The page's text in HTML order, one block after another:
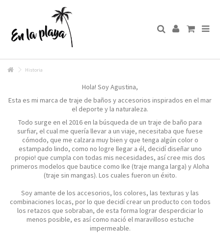
Historia
Hola! Soy Agustina,
Esta es mi marca de traje de baños y accesorios inspirados en el mar
el deporte y la naturaleza.
Todo surge en el 2016 en la búsqueda de un traje de baño para
surfiar, el cual me quería llevar a un viaje, necesitaba que fuese
cómodo, que me calzara muy bien y que tenga algún color o
estampado lindo, como no logre llegar a él, decidí diseñaruno
propio! que cumpla con todas mis necesidades, así cree mis dos
primeros modelos que bautice como Ike (traje manga larga) y Aloha
(traje sin mangas). Los cuales fueron un éxito.
Soy amante de los accesorios, los colores, las texturas y las
combinaciones locas, por lo que decidí crear un producto con todos
los retazos que sobraban, de esta forma lograr desperdiciar lo
menos posible, es así como nació el maravilloso estuche
impermeable.